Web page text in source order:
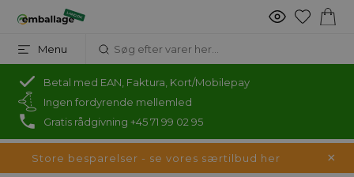
Menu
Betal med EAN, Faktura, Kort/Mobilepay
Ingen fordyrende mellemled
Gratis rådgivning +45 71 99 02 95
Store besparelser - se vores særtilbud her